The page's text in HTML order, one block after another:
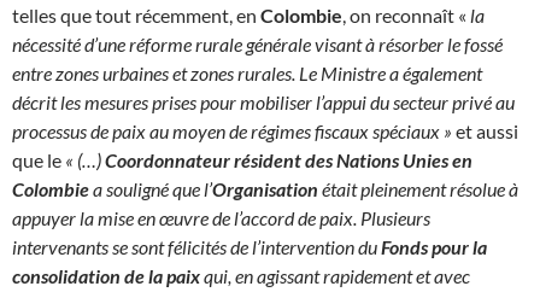
telles que tout récemment, en Colombie, on reconnaît « la
nécessité d’une réforme rurale générale visant à résorber le fossé
entre zones urbaines et zones rurales. Le Ministre a également
décrit les mesures prises pour mobiliser l’appui du secteur privé au
processus de paix au moyen de régimes fiscaux spéciaux » et aussi
que le « (…)Coordonnateur résident des Nations Unies en
Colombiea souligné que l’Organisation était pleinement résolue à
appuyer la mise en œuvre de l’accord de paix. Plusieurs
intervenants se sont félicités de l’intervention duFonds pour la
consolidation de la paixqui, en agissant rapidement et avec